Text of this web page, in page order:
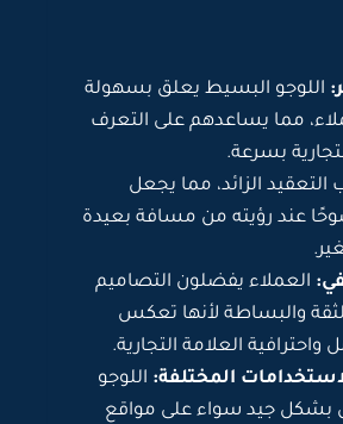
اللوجو البسيط يعلق بسهولة
مما يساعدهم على التعرف
بسرعة.
التعقيد الزائد، مما يجعل
عند رؤيته من مسافة بعيدة
العملاء يفضلون التصاميم
والبساطة لأنها تعكس
العلامة التجارية.
المختلفة: اللوجو
بشكل جيد سواء على مواقع